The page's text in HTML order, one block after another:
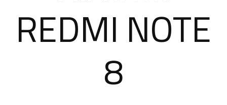
REDMI NOTE
8